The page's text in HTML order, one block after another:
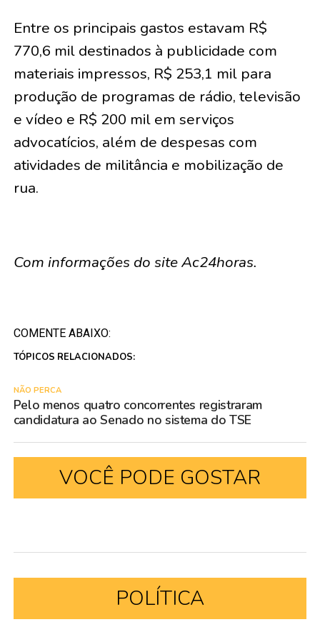
Entre os principais gastos estavam R$
770,6 mil destinados à publicidade com
materiais impressos, R$ 253,1 mil para
produção de programas de rádio, televisão
e vídeo e R$ 200 mil em serviços
advocatícios, além de despesas com
atividades de militância e mobilização de
rua.
Com informações do site Ac24horas.
COMENTE ABAIXO:
TÓPICOS RELACIONADOS:
NÃO PERCA
Pelo menos quatro concorrentes registraram
candidatura ao Senado no sistema do TSE
VOCÊ PODE GOSTAR
POLÍTICA